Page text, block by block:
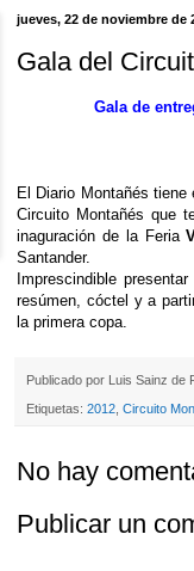
jueves, 22 de noviembre de
Gala del
Gala de
El Diario Montañés
Circuito Montañés que
inaguración de la Feria
Santander.
Imprescindible
resúmen, cóctel y a
la primera copa.
Publicado por Luis Sainz de
Etiquetas: 2012 Circuito
No hay
Publicar un